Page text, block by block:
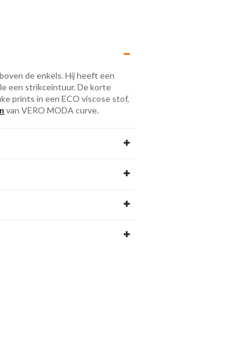
de enkels. Hij heeft een
een strikceintuur. De korte
prints in een ECO viscose stof,
van VERO MODA curve.